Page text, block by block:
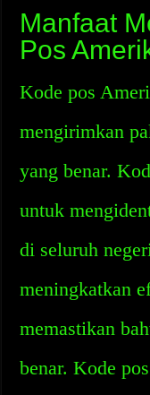
Manfaat
Pos
Kode pos
mengirimkan
yang benar.
untuk
di seluruh
meningkatkan
memastikan
benar. Kode